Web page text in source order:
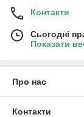
Контакти
Сьогодні
Показати
Про нас
Контакти